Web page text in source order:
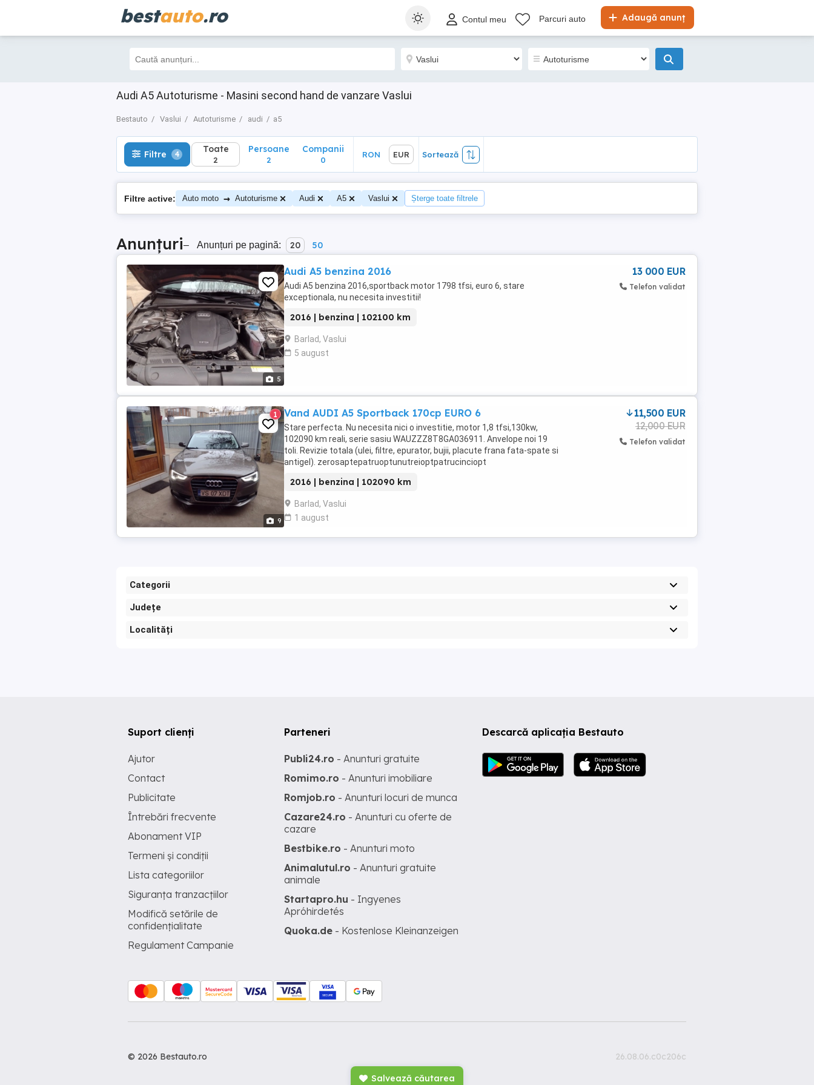
bestauto.ro Adaugă anunț
Contul meu Parcuri auto
Audi A5 Autoturisme - Masini second hand de vanzare Vaslui
Bestauto Vaslui Autoturisme audi a5
Filtre 4 Toate
2
Sortează
Filtre 4 Toate
2
Persoane
2
Companii
0
RON EUR Sortează
Filtre active: Auto moto → Autoturisme Audi A5 Vaslui Șterge toate filtrele
Anunțuri– Anunțuri pe pagină: 20 50
5
Audi A5 benzina 2016
Audi A5 benzina 2016,sportback motor 1798 tfsi, euro 6, stare
exceptionala, nu necesita investitii!
2016 | benzina | 102100 km
Barlad, Vaslui
5 august
13 000 EUR
Telefon validat
9
1 Vand AUDI A5 Sportback 170cp EURO 6
Stare perfecta. Nu necesita nici o investitie, motor 1,8 tfsi,130kw,
102090 km reali, serie sasiu WAUZZZ8T8GA036911. Anvelope noi 19
toli. Revizie totala (ulei, filtre, epurator, bujii, placute frana fata-spate si
antigel). zerosaptepatruoptunutreioptpatrucinciopt
2016 | benzina | 102090 km
Barlad, Vaslui
1 august
11,500 EUR
12,000 EUR
Telefon validat
Categorii
Județe
Localități
Salvează căutarea
Descarcă aplicația Bestauto
Suport clienți
Ajutor
Contact
Publicitate
Întrebări frecvente
Abonament VIP
Termeni și condiții
Lista categoriilor
Siguranța tranzacțiilor
Modifică setările de
confidențialitate
Regulament Campanie
Parteneri
Publi24.ro - Anunturi gratuite
Romimo.ro - Anunturi imobiliare
Romjob.ro - Anunturi locuri de munca
Cazare24.ro - Anunturi cu oferte de
cazare
Bestbike.ro - Anunturi moto
Animalutul.ro - Anunturi gratuite
animale
Startapro.hu - Ingyenes
Apróhirdetés
Quoka.de - Kostenlose Kleinanzeigen
© 2026 Bestauto.ro 26.08.06.c0c206c